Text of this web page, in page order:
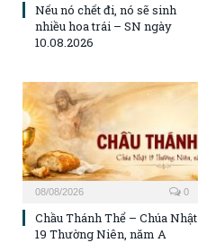
Nếu nó chết đi, nó sẽ sinh
nhiều hoa trái – SN ngày
10.08.2026
08/08/2026 0
Chầu Thánh Thể – Chúa Nhật
19 Thường Niên, năm A